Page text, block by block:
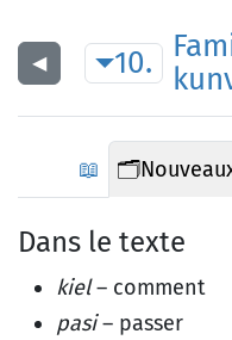
◀︎ 10.
📖 🗂️
Dans le texte
kiel– comment
pasi– passer